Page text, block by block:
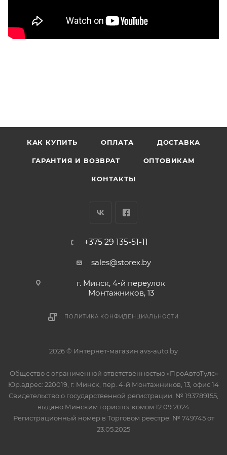
КАК КУПИТЬ ОПЛАТА ДОСТАВКА
ГАРАНТИЯ И ВОЗВРАТ ОПТОВИКАМ
КОНТАКТЫ
+375 29 135-51-11
sales@storex.by
г. Минск, 4-й переулок
Монтажников, 13
ПОЛИТИКА КОНФИДЕНЦИАЛЬНОСТИ
2026 © Интернет-магазин avs-auto.by
Общество с ограниченной ответственностью «ПроАвтоТулс»
Юр.адрес: 220019, г. Минск, пер. 4-й Монтажников, 13, офис 14
Свидетельство о государственной регистрации: № 193789155,
выдано Минским горисполкомом 12.09.2024
Регистрационный номер в Торговом реестре: № 749745 от
23.05.2025